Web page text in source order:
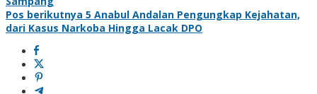
Pos berikutnya 5 Anabul Andalan Pengungkap Kejahatan,
dari Kasus Narkoba Hingga Lacak DPO